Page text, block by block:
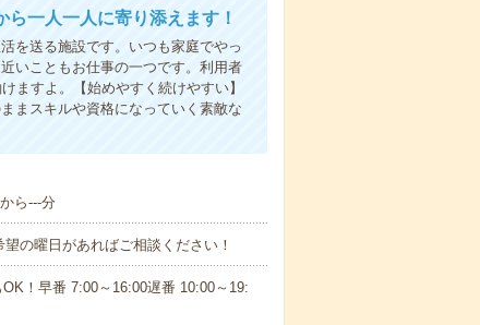
一人一人に寄り添えます！
を送る施設です。いつも家庭でやっ
いこともお仕事の一つです。利用者
ますよ。【始めやすく続けやすい】
まスキルや資格になっていく素敵な
ら---分
の曜日があればご相談ください！
！早番 7:00～16:00遅番 10:00～19: